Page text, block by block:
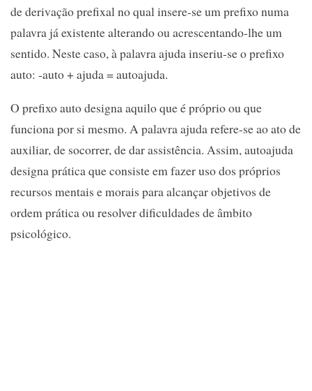
de derivação prefixal no qual insere-se um prefixo numa
palavra já existente alterando ou acrescentando-lhe um
sentido. Neste caso, à palavra ajuda inseriu-se o prefixo
auto: -auto + ajuda = autoajuda.
O prefixo auto designa aquilo que é próprio ou que
funciona por si mesmo. A palavra ajuda refere-se ao ato de
auxiliar, de socorrer, de dar assistência. Assim, autoajuda
designa prática que consiste em fazer uso dos próprios
recursos mentais e morais para alcançar objetivos de
ordem prática ou resolver dificuldades de âmbito
psicológico.